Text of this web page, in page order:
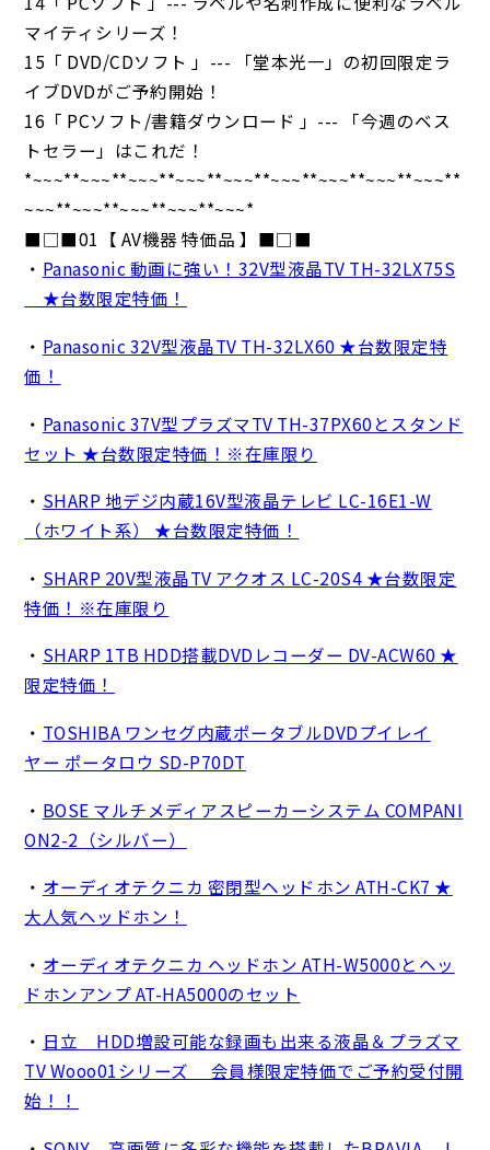
マイティシリーズ！
15「 DVD/CDソフト 」--- 「堂本光一」の初回限定ラ
イブDVDがご予約開始！
16「 PCソフト/書籍ダウンロード 」--- 「今週のベス
トセラー」はこれだ！
*~~~**~~~**~~~**~~~**~~~**~~~**~~~**~~~**~~~**
~~~**~~~**~~~**~~~**~~~*
■□■01【 AV機器 特価品 】■□■
・ Panasonic 動画に強い！32V型液晶TV TH-32LX75S
★台数限定特価！
・ Panasonic 32V型液晶TV TH-32LX60 ★台数限定特
価！
・ Panasonic 37V型プラズマTV TH-37PX60とスタンド
セット ★台数限定特価！※在庫限り
・ SHARP 地デジ内蔵16V型液晶テレビ LC-16E1-W
（ホワイト系） ★台数限定特価！
・ SHARP 20V型液晶TV アクオス LC-20S4 ★台数限定
特価！※在庫限り
・ SHARP 1TB HDD搭載DVDレコーダー DV-ACW60 ★
限定特価！
・ TOSHIBA ワンセグ内蔵ポータブルDVDプイレイ
ヤー ポータロウ SD-P70DT
・ BOSE マルチメディアスピーカーシステム COMPANI
ON2-2（シルバー）
・ オーディオテクニカ 密閉型ヘッドホン ATH-CK7 ★
大人気ヘッドホン！
・ オーディオテクニカ ヘッドホン ATH-W5000とヘッ
ドホンアンプ AT-HA5000のセット
・ 日立 HDD増設可能な録画も出来る液晶＆プラズマ
TV Wooo01シリーズ 会員様限定特価でご予約受付開
始！！